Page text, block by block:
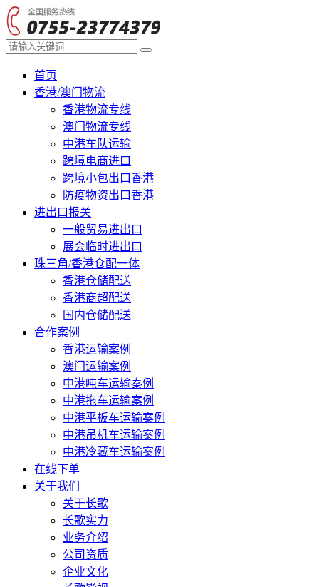
首页
香港/澳门物流
香港物流专线
澳门物流专线
中港车队运输
跨境电商进口
跨境小包出口香港
防疫物资出口香港
进出口报关
一般贸易进出口
展会临时进出口
珠三角/香港仓配一体
香港仓储配送
香港商超配送
国内仓储配送
合作案例
香港运输案例
澳门运输案例
中港吨车运输秦例
中港拖车运输案例
中港平板车运输案例
中港吊机车运输案例
中港冷藏车运输案例
在线下单
关于我们
关于长歌
长歌实力
业务介绍
公司资质
企业文化